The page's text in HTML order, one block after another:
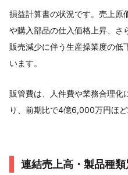
損益計算書の状況です。売上原
や購入部品の仕入価格上昇、さ
販売減少に伴う生産操業度の低
います。
販管費は、人件費や業務合理化
り、前期比で4億6,000万円ほど
連結売上高・製品種